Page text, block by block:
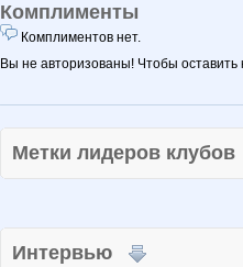
Комплименты
Комплиментов нет.
Вы не авторизованы! Чтобы
Метки лидеров клубов
Интервью